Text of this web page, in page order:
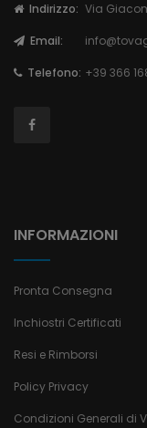
Indirizzo: Via
Email:
Telefono: +39 366
INFORMAZIONI
Pronta Consegna
Inchiostri Certificati
Resi e Rimborsi
Policy Privacy
Condizioni Generali di